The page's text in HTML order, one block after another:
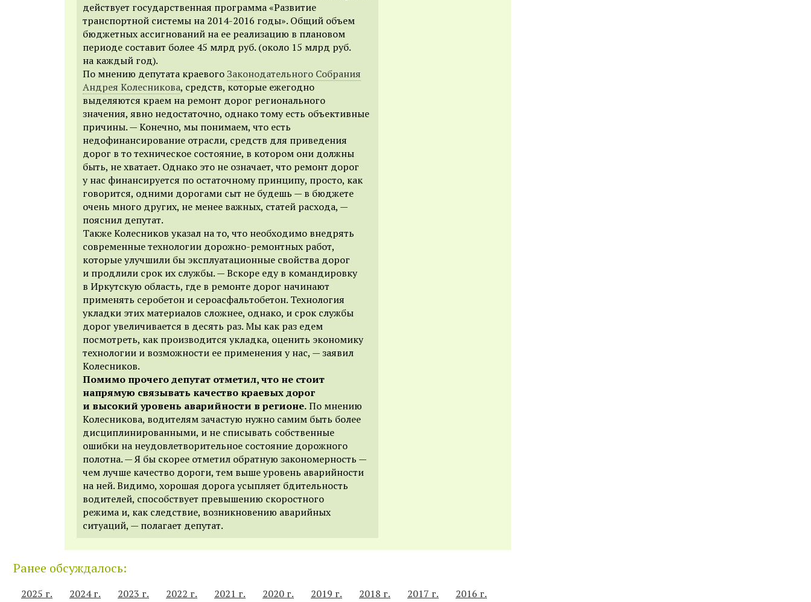
действует государственная программа «Развитие
транспортной системы на 2014-2016 годы». Общий объем
бюджетных ассигнований на ее реализацию в плановом
периоде составит более 45 млрд руб. (около 15 млрд руб.
на каждый год).
По мнению депутата краевогоЗаконодательного Собрания
Андрея Колесникова, средств, которые ежегодно
выделяются краем на ремонт дорог регионального
значения, явно недостаточно, однако тому есть объективные
причины. — Конечно, мы понимаем, что есть
недофинансирование отрасли, средств для приведения
дорог в то техническое состояние, в котором они должны
быть, не хватает. Однако это не означает, что ремонт дорог
у нас финансируется по остаточному принципу, просто, как
говорится, одними дорогами сыт не будешь — в бюджете
очень много других, не менее важных, статей расхода, —
пояснил депутат.
Также Колесников указал на то, что необходимо внедрять
современные технологии дорожно-ремонтных работ,
которые улучшили бы эксплуатационные свойства дорог
и продлили срок их службы. — Вскоре еду в командировку
в Иркутскую область, где в ремонте дорог начинают
применять серобетон и сероасфальтобетон. Технология
укладки этих материалов сложнее, однако, и срок службы
дорог увеличивается в десять раз. Мы как раз едем
посмотреть, как производится укладка, оценить экономику
технологии и возможности ее применения у нас, — заявил
Колесников.
Помимо прочего депутат отметил, что не стоит
напрямую связывать качество краевых дорог
и высокий уровень аварийности в регионе.По мнению
Колесникова, водителям зачастую нужно самим быть более
дисциплинированными, и не списывать собственные
ошибки на неудовлетворительное состояние дорожного
полотна. — Я бы скорее отметил обратную закономерность —
чем лучше качество дороги, тем выше уровень аварийности
на ней. Видимо, хорошая дорога усыпляет бдительность
водителей, способствует превышению скоростного
режима и, как следствие, возникновению аварийных
ситуаций, — полагает депутат.
Ранее обсуждалось:
2025 г. 2024 г. 2023 г. 2022 г. 2021 г. 2020 г. 2019 г. 2018 г. 2017 г.
2016 г.